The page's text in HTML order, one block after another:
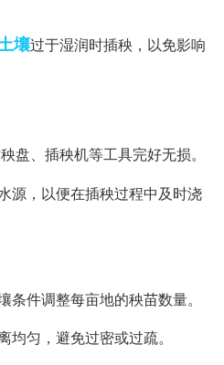
壤过于湿润时插秧，以免影响
盘、插秧机等工具完好无损。
源，以便在插秧过程中及时浇
件调整每亩地的秧苗数量。
匀，避免过密或过疏。